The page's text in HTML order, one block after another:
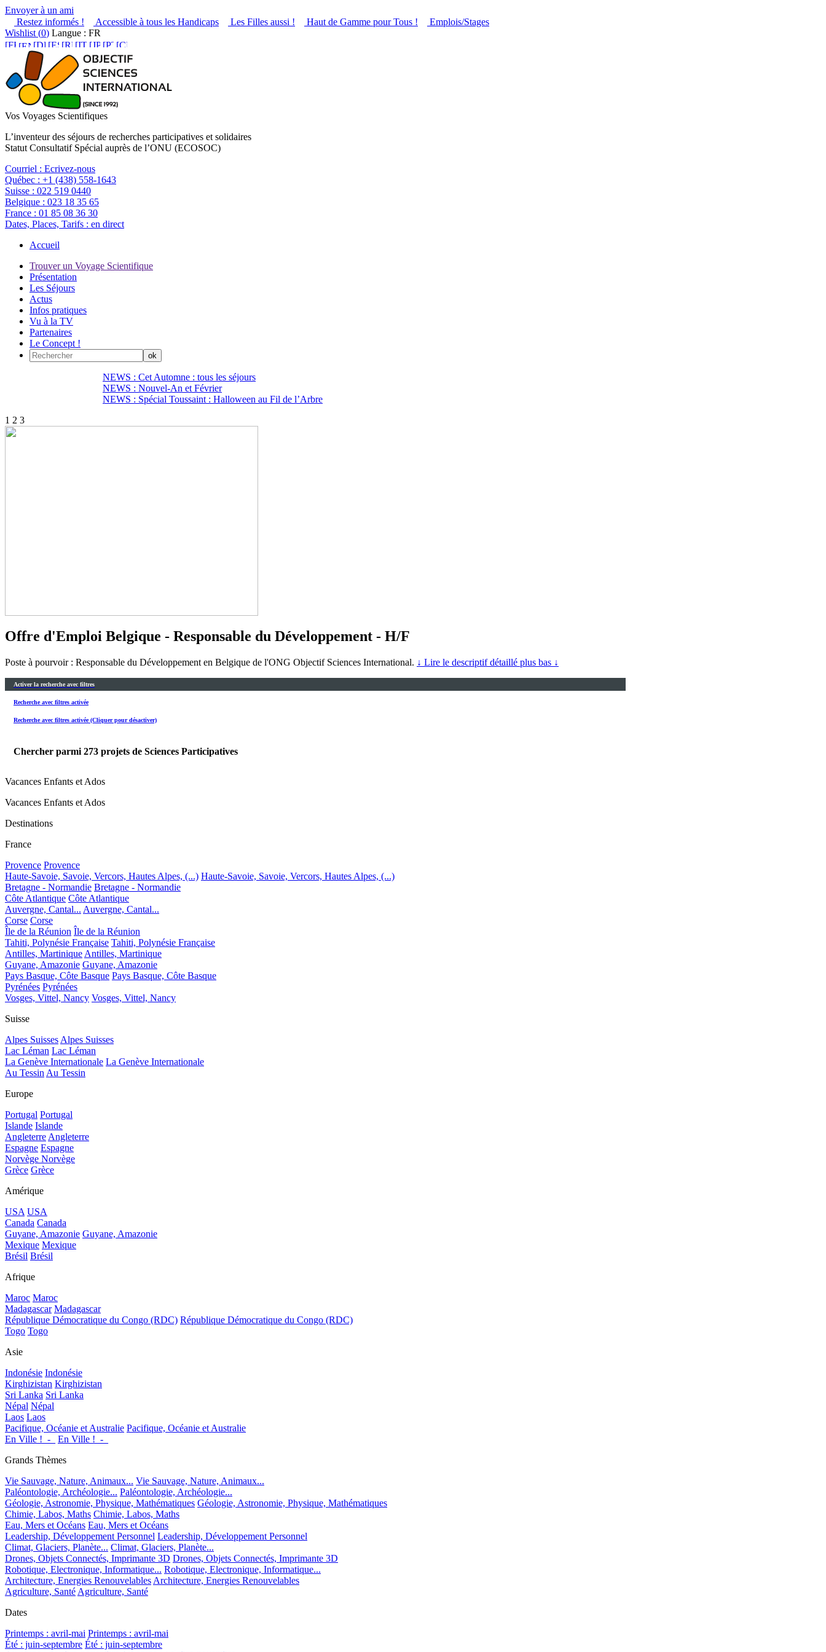
Envoyer à un ami
Restez informés !
Accessible à tous les Handicaps Les Filles aussi ! Haut de Gamme pour Tous !
Emplois/Stages
Wishlist (0) Langue : FR
Vos Voyages Scientifiques
L’inventeur des séjours de recherches participatives et solidaires
Statut Consultatif Spécial auprès de l’ONU (ECOSOC)
Courriel : Ecrivez-nous
Québec : +1 (438) 558-1643
Suisse : 022 519 0440
Belgique : 023 18 35 65
France : 01 85 08 36 30
Dates, Places, Tarifs : en direct
Accueil
Trouver un Voyage Scientifique
Présentation
Les Séjours
Actus
Infos pratiques
Vu à la TV
Partenaires
Le Concept !
NEWS : Cet Automne : tous les séjours
NEWS : Nouvel-An et Février
NEWS : Spécial Toussaint : Halloween au Fil de l’Arbre
1 2 3
Offre d'Emploi Belgique - Responsable du Développement - H/F
Poste à pourvoir : Responsable du Développement en Belgique de l'ONG Objectif Sciences International. ↓ Lire le descriptif détaillé plus bas ↓
Activer la recherche avec filtres
Recherche avec filtres activée
Recherche avec filtres activée (Cliquer pour désactiver)
Chercher parmi 273 projets de Sciences Participatives
Vacances Enfants et Ados
Vacances Enfants et Ados
Destinations
France
Provence Provence
Haute-Savoie, Savoie, Vercors, Hautes Alpes, (...) Haute-Savoie, Savoie, Vercors, Hautes Alpes, (...)
Bretagne - Normandie Bretagne - Normandie
Côte Atlantique Côte Atlantique
Auvergne, Cantal... Auvergne, Cantal...
Corse Corse
Île de la Réunion Île de la Réunion
Tahiti, Polynésie Française Tahiti, Polynésie Française
Antilles, Martinique Antilles, Martinique
Guyane, Amazonie Guyane, Amazonie
Pays Basque, Côte Basque Pays Basque, Côte Basque
Pyrénées Pyrénées
Vosges, Vittel, Nancy Vosges, Vittel, Nancy
Suisse
Alpes Suisses Alpes Suisses
Lac Léman Lac Léman
La Genève Internationale La Genève Internationale
Au Tessin Au Tessin
Europe
Portugal Portugal
Islande Islande
Angleterre Angleterre
Espagne Espagne
Norvège Norvège
Grèce Grèce
Amérique
USA USA
Canada Canada
Guyane, Amazonie Guyane, Amazonie
Mexique Mexique
Brésil Brésil
Afrique
Maroc Maroc
Madagascar Madagascar
République Démocratique du Congo (RDC) République Démocratique du Congo (RDC)
Togo Togo
Asie
Indonésie Indonésie
Kirghizistan Kirghizistan
Sri Lanka Sri Lanka
Népal Népal
Laos Laos
Pacifique, Océanie et Australie Pacifique, Océanie et Australie
En Ville !_-_
En Ville !_-_
Grands Thèmes
Vie Sauvage, Nature, Animaux... Vie Sauvage, Nature, Animaux...
Paléontologie, Archéologie... Paléontologie, Archéologie...
Géologie, Astronomie, Physique, Mathématiques Géologie, Astronomie, Physique, Mathématiques
Chimie, Labos, Maths Chimie, Labos, Maths
Eau, Mers et Océans Eau, Mers et Océans
Leadership, Développement Personnel Leadership, Développement Personnel
Climat, Glaciers, Planète... Climat, Glaciers, Planète...
Drones, Objets Connectés, Imprimante 3D Drones, Objets Connectés, Imprimante 3D
Robotique, Electronique, Informatique... Robotique, Electronique, Informatique...
Architecture, Energies Renouvelables Architecture, Energies Renouvelables
Agriculture, Santé Agriculture, Santé
Dates
Printemps : avril-mai Printemps : avril-mai
Été : juin-septembre Été : juin-septembre